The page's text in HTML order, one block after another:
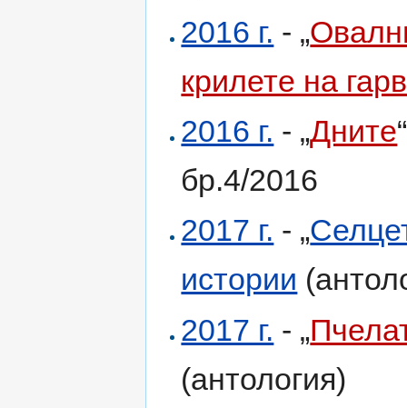
2016 г. - „
крилете на
2016 г. - „Дните
бр.4/2016
2017 г. - „
истории
2017 г. - „
(антология)